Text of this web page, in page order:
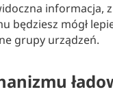
informacja,
będziesz mógł
grupy urządzeń.